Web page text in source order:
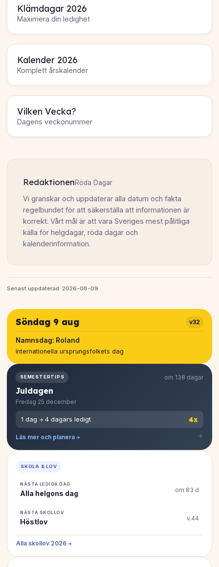
Klämdagar 2026
Maximera din ledighet
Kalender 2026
Komplett årskalender
Vilken Vecka?
Dagens veckonummer
RedaktionenRöda Dagar
Vi granskar och uppdaterar alla datum och fakta
regelbundet för att säkerställa att informationen är
korrekt. Vårt mål är att vara Sveriges mest pålitliga
källa för helgdagar, röda dagar och
kalenderinformation.
Senast uppdaterad: 2026-08-09
Söndag 9 aug v32
Namnsdag: Roland
Internationella ursprungsfolkets dag
SEMESTERTIPS om 138 dagar
Juldagen
Fredag 25 december
1 dag → 4 dagars ledigt 4x
Läs mer och planera →
SKOLA & LOV
NÄSTA LEDIGA DAG
Alla helgons dag om 83 d
NÄSTA SKOLLOV
Höstlov v.44
Alla skollov 2026 →